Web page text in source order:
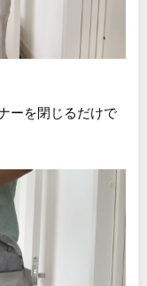
ーを閉じるだけで